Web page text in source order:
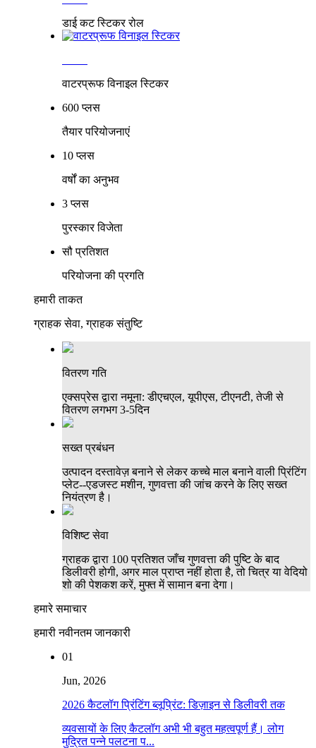
डाई कट स्टिकर रोल
वाटरप्रूफ विनाइल स्टिकर
600 प्लस
तैयार परियोजनाएं
10 प्लस
वर्षों का अनुभव
3 प्लस
पुरस्कार विजेता
सौ प्रतिशत
परियोजना की प्रगति
हमारी ताकत
ग्राहक सेवा, ग्राहक संतुष्टि
वितरण गति
एक्सप्रेस द्वारा नमूना: डीएचएल, यूपीएस, टीएनटी, तेजी से
वितरण लगभग 3-5दिन
सख्त प्रबंधन
उत्पादन दस्तावेज़ बनाने से लेकर कच्चे माल बनाने वाली प्रिंटिंग
प्लेट--एडजस्ट मशीन, गुणवत्ता की जांच करने के लिए सख्त
नियंत्रण है।
विशिष्ट सेवा
ग्राहक द्वारा 100 प्रतिशत जाँच गुणवत्ता की पुष्टि के बाद
डिलीवरी होगी, अगर माल प्राप्त नहीं होता है, तो चित्र या वेदियो
शो की पेशकश करें, मुफ्त में सामान बना देगा।
हमारे समाचार
हमारी नवीनतम जानकारी
01
Jun, 2026
2026 कैटलॉग प्रिंटिंग ब्लूप्रिंट: डिज़ाइन से डिलीवरी तक
व्यवसायों के लिए कैटलॉग अभी भी बहुत महत्वपूर्ण हैं। लोग
मुद्रित पन्ने पलटना प...